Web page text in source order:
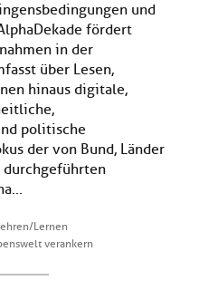
und
fördert
in der
über Lesen,
hinaus digitale,
politische
der von Bund, Länder
durchgeführten
Lernen
verankern